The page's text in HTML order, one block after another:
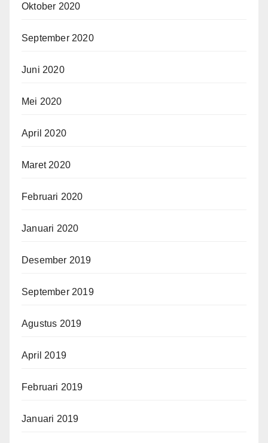
Oktober 2020
September 2020
Juni 2020
Mei 2020
April 2020
Maret 2020
Februari 2020
Januari 2020
Desember 2019
September 2019
Agustus 2019
April 2019
Februari 2019
Januari 2019